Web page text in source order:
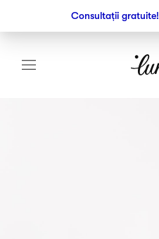
Consultații gratuite!